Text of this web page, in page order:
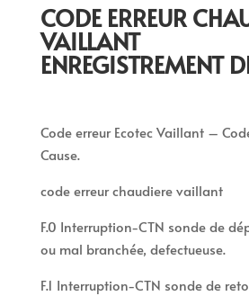
CODE ERREUR
VAILLANT
ENREGISTREMENT
Code erreur Ecotec Vaillant –
Cause.
code erreur chaudiere vaillant
F.0 Interruption-CTN sonde de
ou mal branchée, defectueuse.
F.1 Interruption-CTN sonde de